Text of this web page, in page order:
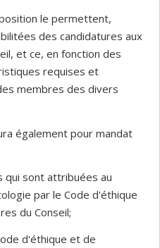
le permettent,
des candidatures aux
et ce, en fonction des
requises et
membres des divers
également pour mandat
sont attribuées au
par le Code d'éthique
du Conseil;
d'éthique et de